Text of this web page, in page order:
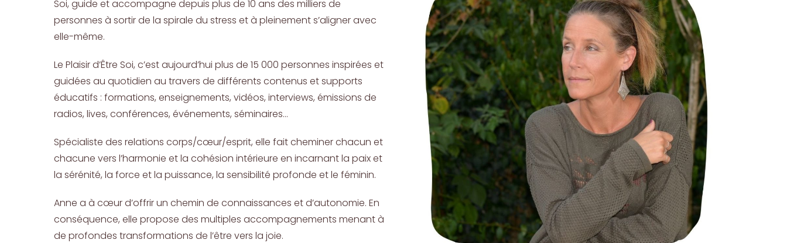
Soi, guide et accompagne depuis plus de 10 ans des milliers de
personnes à sortir de la spirale du stress et à pleinement s’aligner avec
elle-même.
Le Plaisir d’Être Soi, c’est aujourd’hui plus de 15 000 personnes inspirées et
guidées au quotidien au travers de différents contenus et supports
éducatifs : formations, enseignements, vidéos, interviews, émissions de
radios, lives, conférences, événements, séminaires…
Spécialiste des relations corps/cœur/esprit, elle fait cheminer chacun et
chacune vers l’harmonie et la cohésion intérieure en incarnant la paix et
la sérénité, la force et la puissance, la sensibilité profonde et le féminin.
Anne a à cœur d’offrir un chemin de connaissances et d’autonomie. En
conséquence, elle propose des multiples accompagnements menant à
de profondes transformations de l’être vers la joie.